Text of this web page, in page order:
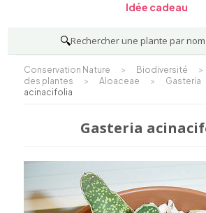
Idée cadeau
🔍Rechercher une plante par
Conservation Nature > Biodiversité >
des plantes
> Aloaceae > Gasteria
acinacifolia
Gasteria